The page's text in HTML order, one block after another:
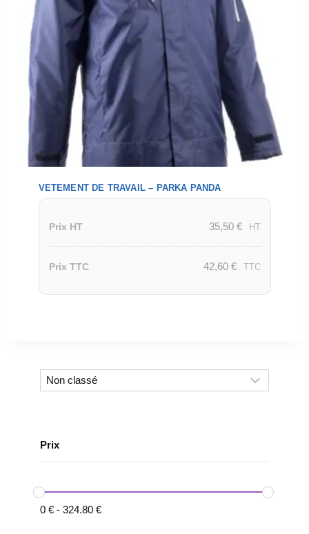
VETEMENT DE TRAVAIL – PARKA PANDA
Prix HT 35,50 € HT
Prix TTC 42,60 € TTC
Prix
0 € - 324.80 €